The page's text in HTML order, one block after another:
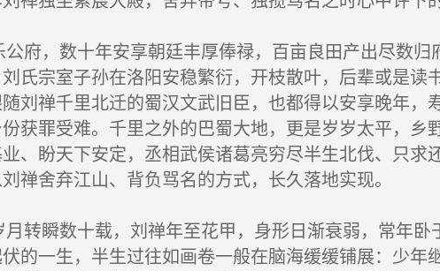
府，数十年安享朝廷丰厚俸禄，百亩良田产出尽数
氏宗室子孙在洛阳安稳繁衍，开枝散叶，后辈或是读
刘禅千里北迁的蜀汉文武旧臣，也都得以安享晚年，
获罪受难。千里之外的巴蜀大地，更是岁岁太平，乡
、盼天下安定，丞相武侯诸葛亮穷尽半生北伐、只求
禅舍弃江山、背负骂名的方式，长久落地实现。
转瞬数十载，刘禅年至花甲，身形日渐衰弱，常年卧
的一生，半生过往如画卷一般在脑海缓缓铺展：少年